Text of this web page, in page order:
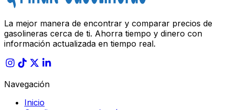
La mejor manera de encontrar y comparar precios de
gasolineras cerca de ti. Ahorra tiempo y dinero con
información actualizada en tiempo real.
Navegación
Inicio